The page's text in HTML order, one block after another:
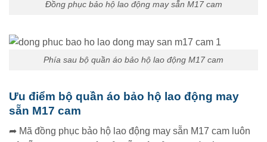
Đồng phục bảo hộ lao động may sẵn M17 cam
Phía sau bộ quần áo bảo hộ lao động M17 cam
Ưu điểm bộ quần áo bảo hộ lao động may
sẵn M17 cam
➦ Mã đồng phục bảo hộ lao động may sẵn M17 cam luôn